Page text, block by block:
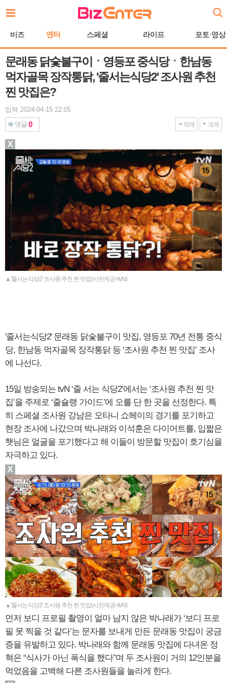
문
비즈 엔터 스페셜 라이프 포토·영상
문래동 닭숯불구이ㆍ영등포 중식당ㆍ한남동
먹자골목 장작통닭, '줄서는식당2' 조사원 추천
찐 맛집은?
입력 2024-04-15 22:05
댓글 0 작게 크게
▲'줄서는식당2' 조사원 추천 찐 맛집(사진제공=tvN)
'줄서는식당2' 문래동 닭숯불구이 맛집, 영등포 70년 전통 중식
당, 한남동 먹자골목 장작통닭 등 ‘조사원 추천 찐 맛집’ 조사
에 나선다.
15일 방송되는 tvN ‘줄 서는 식당2’에서는 ‘조사원 추천 찐 맛
집’을 주제로 ‘줄슐랭 가이드’에 오를 단 한 곳을 선정한다. 특
히 스페셜 조사원 강남은 오타니 쇼헤이의 경기를 포기하고
현장 조사에 나갔으며 박나래와 이석훈은 다이어트를, 입짧은
햇님은 얼굴을 포기했다고 해 이들이 방문할 맛집이 호기심을
자극하고 있다.
▲'줄서는식당2' 조사원 추천 찐 맛집(사진제공=tvN)
먼저 보디 프로필 촬영이 얼마 남지 않은 박나래가 ‘보디 프로
필 못 찍을 것 같다’는 문자를 보내게 만든 문래동 맛집이 궁금
증을 유발하고 있다. 박나래와 함께 문래동 맛집에 다녀온 정
혁은 “식사가 아닌 폭식을 했다”며 두 조사원이 거의 12인분을
먹었음을 고백해 다른 조사원들을 놀라게 한다.
X
X